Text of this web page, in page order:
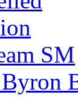
SM
Byron